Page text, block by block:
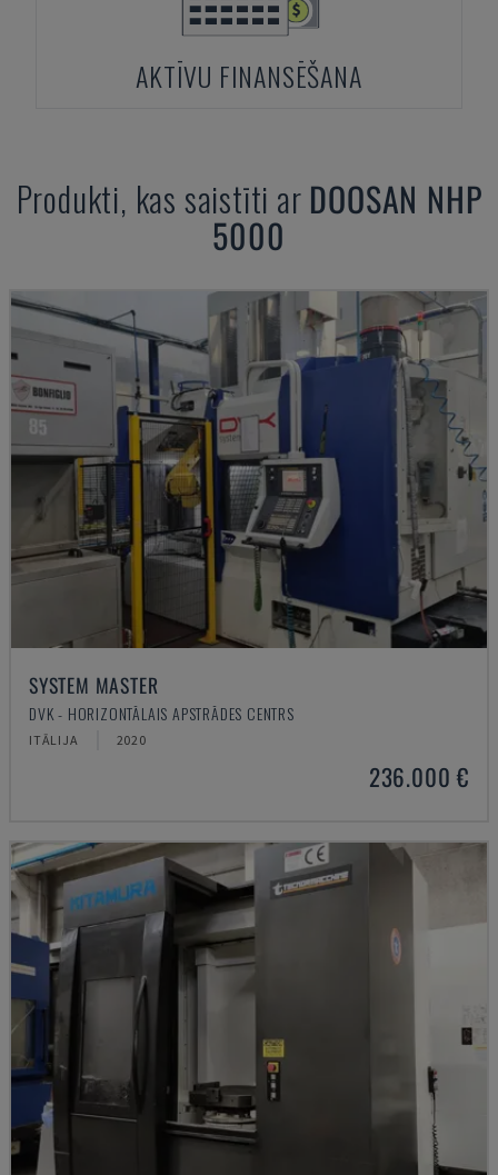
AKTĪVU FINANSĒŠANA
Produkti, kas saistīti ar DOOSAN NHP
5000
SYSTEM MASTER
DVK - HORIZONTĀLAIS APSTRĀDES CENTRS
ITĀLIJA 2020
236.000 €